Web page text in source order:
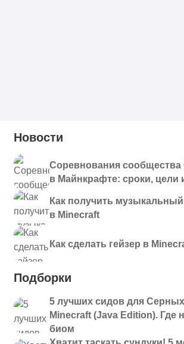
Новости
Соревнования сообщества
в Майнкрафте: сроки, цели
Как получить
в Minecraft
Как сделать гейзер в
Подборки
5 лучших сидов для
Minecraft (Java Edition). Где
биом